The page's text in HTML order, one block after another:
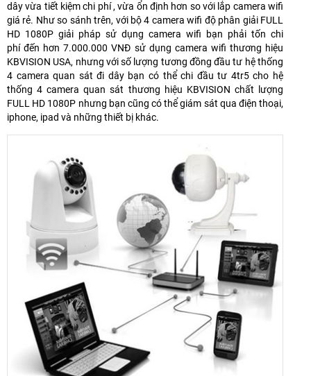
dây vừa tiết kiệm chi phí , vừa ổn định hơn so với lắp camera wifi
giá rẻ. Như so sánh trên, với bộ 4 camera wifi độ phân giải FULL
HD 1080P giải pháp sử dụng camera wifi bạn phải tốn chi
phí đến hơn 7.000.000 VNĐ sử dụng camera wifi thương hiệu
KBVISION USA, nhưng với số lượng tương đồng đầu tư hệ thống
4 camera quan sát đi dây bạn có thể chi đầu tư 4tr5 cho hệ
thống 4 camera quan sát thương hiệu KBVISION chất lượng
FULL HD 1080P nhưng bạn cũng có thể giám sát qua điện thoại,
iphone, ipad và những thiết bị khác.